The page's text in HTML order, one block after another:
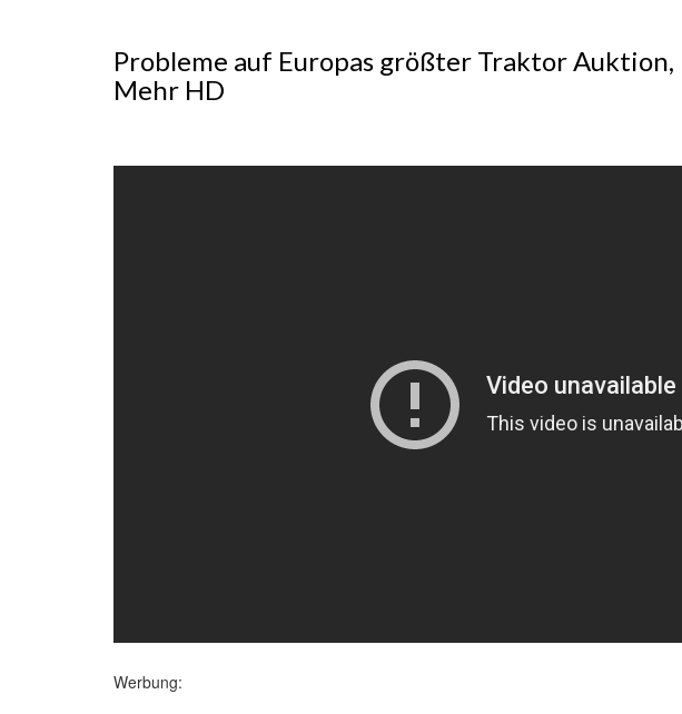
Probleme auf Europas größter Traktor
Mehr HD
Werbung: